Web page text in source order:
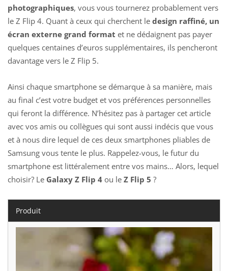
photographiques, vous vous tournerez probablement vers
le Z Flip 4. Quant à ceux qui cherchent le design raffiné, un
écran externe grand format et ne dédaignent pas payer
quelques centaines d’euros supplémentaires, ils pencheront
davantage vers le Z Flip 5.
Ainsi chaque smartphone se démarque à sa manière, mais
au final c’est votre budget et vos préférences personnelles
qui feront la différence. N’hésitez pas à partager cet article
avec vos amis ou collègues qui sont aussi indécis que vous
et à nous dire lequel de ces deux smartphones pliables de
Samsung vous tente le plus. Rappelez-vous, le futur du
smartphone est littéralement entre vos mains… Alors, lequel
choisir? Le Galaxy Z Flip 4 ou le Z Flip 5 ?
Produit